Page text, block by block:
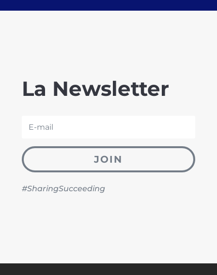
La Newsletter
JOIN
#SharingSucceeding